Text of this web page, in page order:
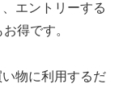
エントリーする
得です。
物に利用するだ